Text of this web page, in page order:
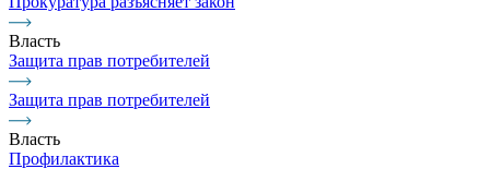
Власть
Защита прав потребителей
Защита прав потребителей
Власть
Профилактика